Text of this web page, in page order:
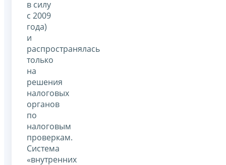
в силу
с 2009
года)
и
распространялась
только
на
решения
налоговых
органов
по
налоговым
проверкам.
Система
«внутренних